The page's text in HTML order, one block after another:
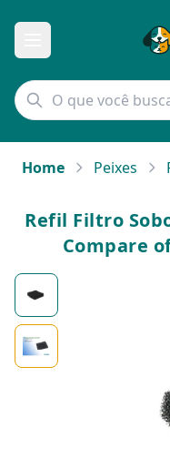
Home Peixes
Refil Filtro
Compare